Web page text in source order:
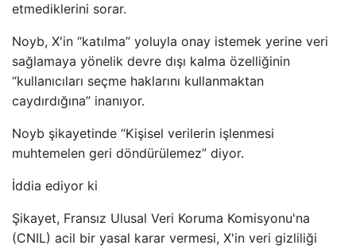
etmediklerini sorar.
Noyb, X'in “katılma” yoluyla onay istemek yerine veri
sağlamaya yönelik devre dışı kalma özelliğinin
“kullanıcıları seçme haklarını kullanmaktan
caydırdığına” inanıyor.
Noyb şikayetinde “Kişisel verilerin işlenmesi
muhtemelen geri döndürülemez” diyor.
İddia ediyor ki
Şikayet, Fransız Ulusal Veri Koruma Komisyonu'na
(CNIL) acil bir yasal karar vermesi, X'in veri gizliliği